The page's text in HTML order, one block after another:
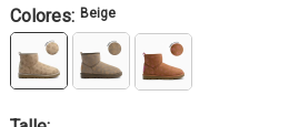
Colores: Beige